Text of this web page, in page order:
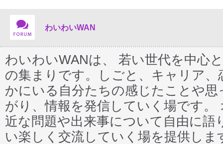
わいわいWAN
わいわいWANは、 若い世代を中心
の集まりです。しごと、キャリア
かにいる自分たちの感じたことや
がり、情報を発信していく場です
近な問題や出来事について自由に
い楽しく交流していく場を提供しま